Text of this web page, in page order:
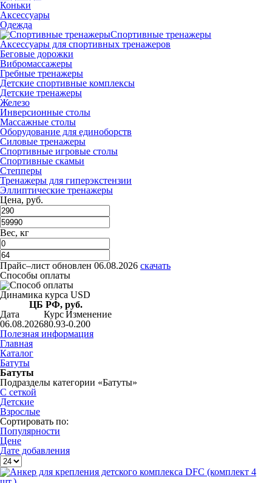
Коньки
Аксессуары
Одежда
Спортивные тренажеры
Аксессуары для спортивных тренажеров
Беговые дорожки
Вибромассажеры
Гребные тренажеры
Детские спортивные комплексы
Детские тренажеры
Железо
Инверсионные столы
Массажные столы
Оборудование для единоборств
Силовые тренажеры
Спортивные игровые столы
Спортивные скамьи
Степперы
Тренажеры для гиперэкстензии
Эллиптические тренажеры
Цена, руб.
Вес, кг
Прайс–лист обновлен 06.08.2026 скачать
Способы оплаты
Динамика курса USD
ЦБ РФ, руб.
Дата
КурсИзменение
06.08.202680.93-0.200
Полезная информация
Главная
Каталог
Батуты
Батуты
Подразделы категории «Батуты»
С сеткой
Детские
Взрослые
Сортировать по:
Популярности
Цене
Дате добавления